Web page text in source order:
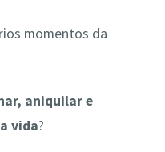
momentos da
aniquilar e
vida?